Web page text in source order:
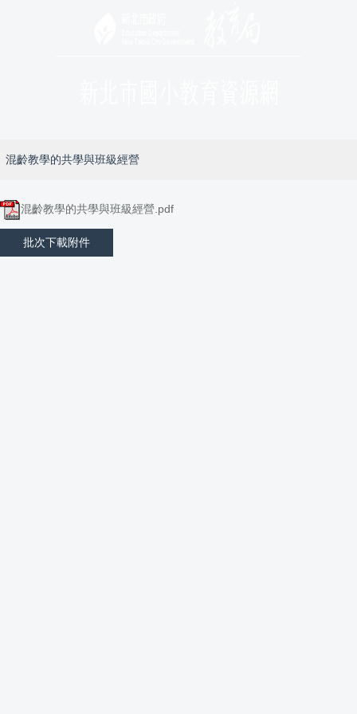
混齡教學的共學與班級經營
混齡教學的共學與班級經營.pdf
批次下載附件